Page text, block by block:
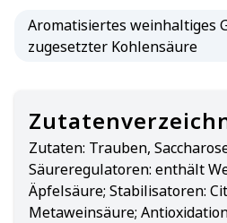
Aromatisiertes weinhaltiges
zugesetzter Kohlensäure
Zutaten: Trauben,
Säureregulatoren: enthält
Äpfelsäure; Stabilisatoren:
Metaweinsäure;